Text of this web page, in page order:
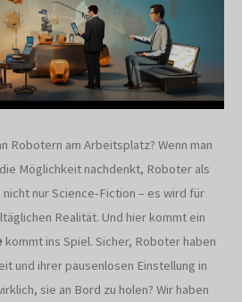
Robotern am Arbeitsplatz? Wenn man
Möglichkeit nachdenkt, Roboter als
nur Science-Fiction – es wird für
Realität. Und hier kommt ein
kommt ins Spiel. Sicher, Roboter haben
und ihrer pausenlosen Einstellung in
sie an Bord zu holen? Wir haben